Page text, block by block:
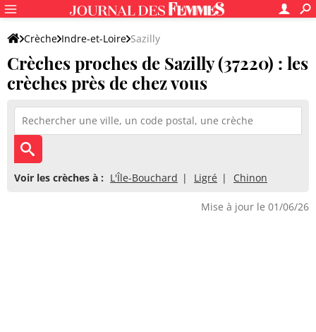
Crèche Indre-et-Loire Sazilly
Crèches proches de Sazilly (37220) : les
crèches près de chez vous
Voir les crèches à : L'Île-Bouchard Ligré Chinon
Mise à jour le 01/06/26